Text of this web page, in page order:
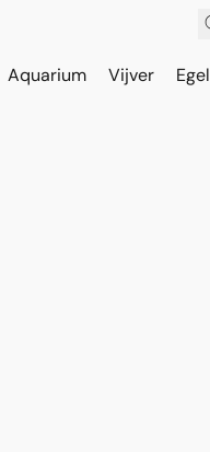
Aquarium Vijver Egel